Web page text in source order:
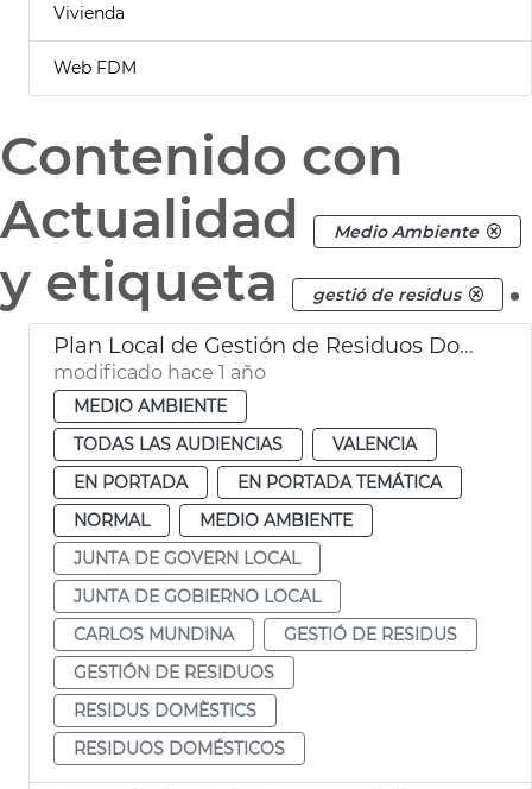
Vivienda
Web FDM
Contenido con
Actualidad
Medio Ambiente
y etiqueta gestió de residus .
Plan Local de Gestión de Residuos Domésticos València
modificado hace 1 año
MEDIO AMBIENTE
TODAS LAS AUDIENCIAS
VALENCIA
EN PORTADA
EN PORTADA TEMÁTICA
NORMAL
MEDIO AMBIENTE
JUNTA DE GOVERN LOCAL
JUNTA DE GOBIERNO LOCAL
CARLOS MUNDINA
GESTIÓ DE RESIDUS
GESTIÓN DE RESIDUOS
RESIDUS DOMÈSTICS
RESIDUOS DOMÉSTICOS